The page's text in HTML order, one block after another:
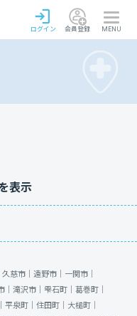
ログイン 会員登録 MENU
表示
久慈市｜ 遠野市｜ 一関市｜
｜ 滝沢市｜ 雫石町｜ 葛巻町｜
平泉町｜ 住田町｜ 大槌町｜